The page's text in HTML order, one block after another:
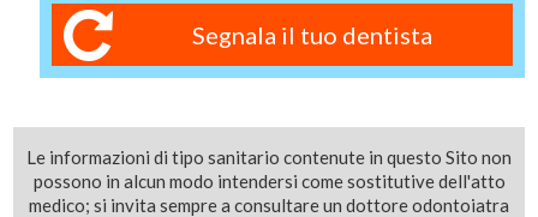
Segnala il tuo dentista
Le informazioni di tipo sanitario contenute in questo Sito non
possono in alcun modo intendersi come sostitutive dell'atto
medico; si invita sempre a consultare un dottore odontoiatra